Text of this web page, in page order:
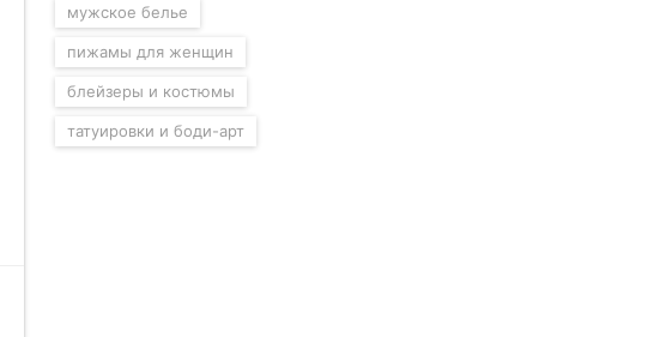
мужское белье
пижамы для женщин
блейзеры и костюмы
татуировки и боди-арт